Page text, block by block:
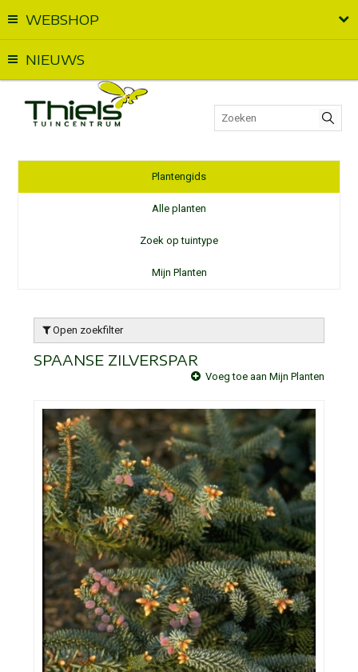
WEBSHOP
NIEUWS
Plantengids
Alle planten
Zoek op tuintype
Mijn Planten
Open zoekfilter
SPAANSE ZILVERSPAR
Voeg toe aan Mijn Planten